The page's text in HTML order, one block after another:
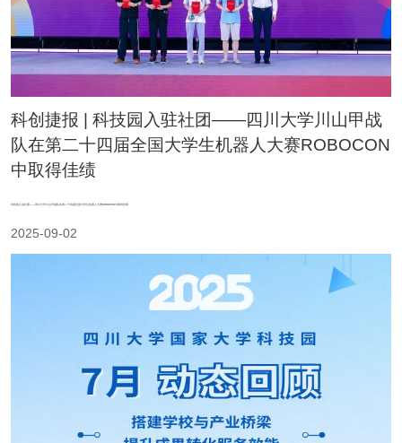
科创捷报 | 科技园入驻社团——四川大学川山甲战
队在第二十四届全国大学生机器人大赛ROBOCON
中取得佳绩
科技园入驻社团——四川大学川山甲战队在第二十四届全国大学生机器人大赛ROBOCON中取得佳绩
2025-09-02